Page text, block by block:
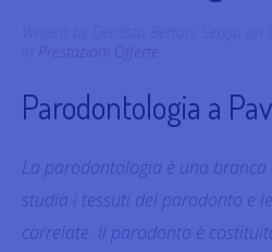
Prestazioni Offerte
Parodontologia a
La parodontologia è una
studia i tessuti del parodonto e
correlate. Il parodonto è